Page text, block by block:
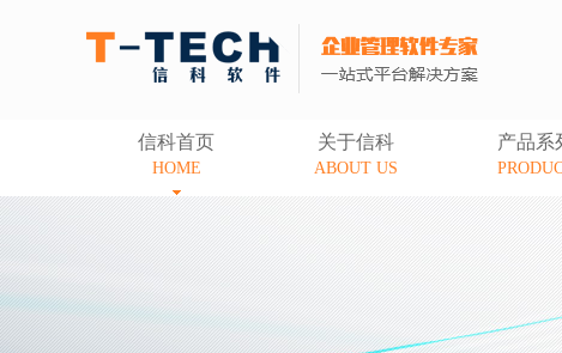
信科首页
HOME
关于信科
ABOUT US
产品系